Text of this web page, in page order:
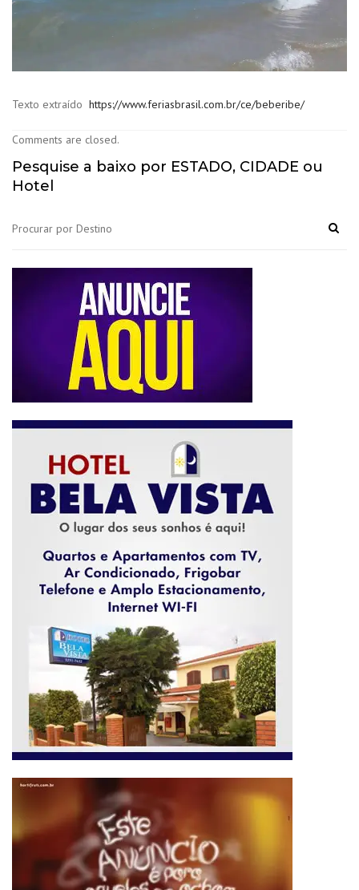
Texto extraído https://www.feriasbrasil.com.br/ce/beberibe/
Comments are closed.
Pesquise a baixo por ESTADO, CIDADE ou
Hotel